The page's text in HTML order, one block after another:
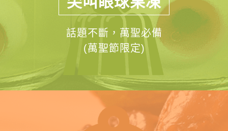
話題不斷，萬聖必備
(萬聖節限定)